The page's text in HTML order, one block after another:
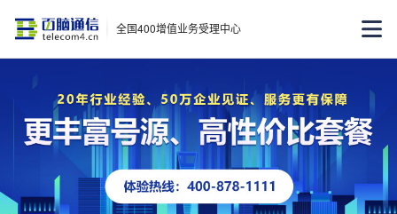
全国400增值业务受理中心